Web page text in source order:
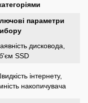
параметри
дисковода,
SSD
інтернету,
накопичувача